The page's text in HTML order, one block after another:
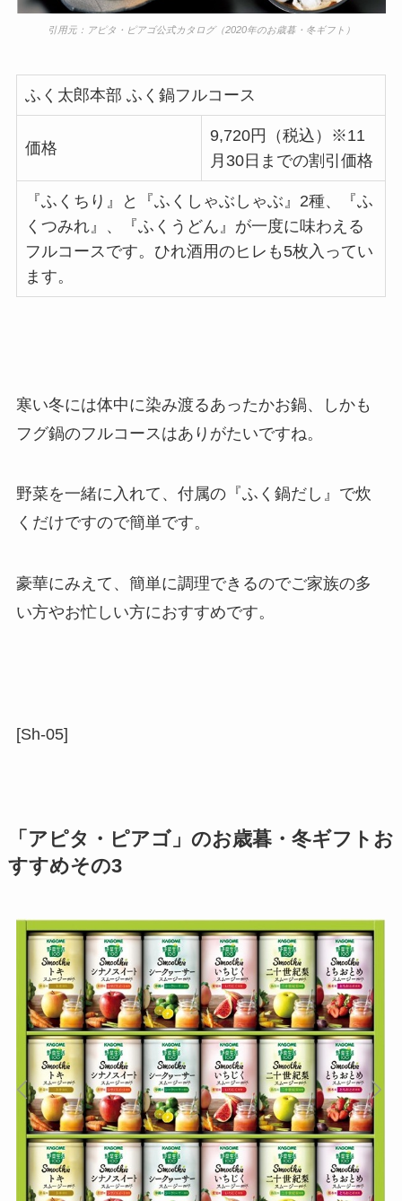
引用元：アピタ・ピアゴ公式カタログ（2020年のお歳暮・冬ギフト）
ふく太郎本部 ふく鍋フルコース
価格
9,720円（税込）※11
月30日までの割引価格
『ふくちり』と『ふくしゃぶしゃぶ』2種、『ふ
くつみれ』、『ふくうどん』が一度に味わえる
フルコースです。ひれ酒用のヒレも5枚入ってい
ます。
寒い冬には体中に染み渡るあったかお鍋、しかも
フグ鍋のフルコースはありがたいですね。
野菜を一緒に入れて、付属の『ふく鍋だし』で炊
くだけですので簡単です。
豪華にみえて、簡単に調理できるのでご家族の多
い方やお忙しい方におすすめです。
[Sh-05]
「アピタ・ピアゴ」のお歳暮・冬ギフトお
すすめその3